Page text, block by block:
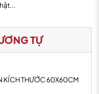
TỰ
KÍCH THƯỚC 60X60CM